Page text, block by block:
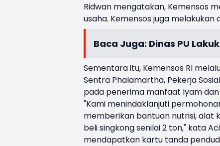
Ridwan mengatakan, Kemensos
usaha. Kemensos juga
Baca Juga: Dinas PU
Sementara itu, Kemensos RI
Sentra Phalamartha, Pekerja
pada penerima manfaat Iyam
"Kami menindaklanjuti
memberikan bantuan nutrisi, alat
beli singkong senilai 2 ton," kata
mendapatkan kartu tanda